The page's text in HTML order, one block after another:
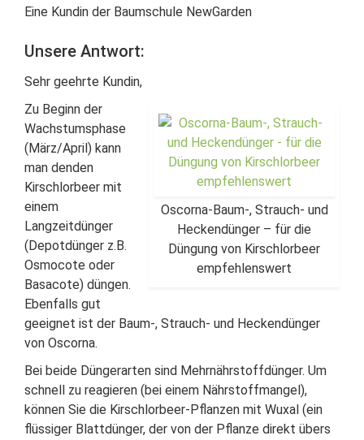
Eine Kundin der Baumschule NewGarden
Unsere Antwort:
Sehr geehrte Kundin,
Oscorna-Baum-, Strauch- und
Heckendünger – für die
Düngung von Kirschlorbeer
empfehlenswert
Zu Beginn der
Wachstumsphase
(März/April) kann
man denden
Kirschlorbeer mit
einem
Langzeitdünger
(Depotdünger z.B.
Osmocote oder
Basacote) düngen.
Ebenfalls gut
geeignet ist der Baum-, Strauch- und Heckendünger
von Oscorna.
Bei beide Düngerarten sind Mehrnährstoffdünger. Um
schnell zu reagieren (bei einem Nährstoffmangel),
können Sie die Kirschlorbeer-Pflanzen mit Wuxal (ein
flüssiger Blattdünger, der von der Pflanze direkt übers